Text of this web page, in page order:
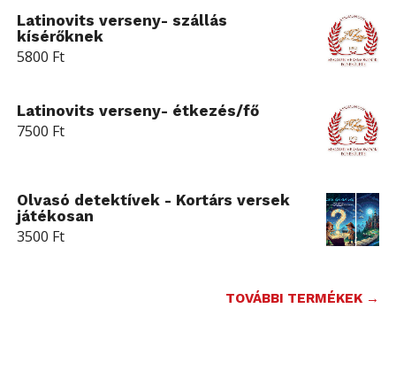
Latinovits verseny- szállás
kísérőknek
5800 Ft
Latinovits verseny- étkezés/fő
7500 Ft
Olvasó detektívek - Kortárs versek
játékosan
3500 Ft
TOVÁBBI TERMÉKEK →